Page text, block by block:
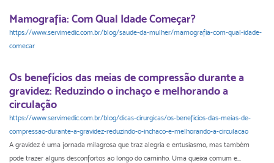
Mamografia: Com Qual Idade Começar?
https://www.servimedic.com.br/blog/saude-da-mulher/mamografia-com-qual-idade-
comecar
Os benefícios das meias de compressão durante a
gravidez: Reduzindo o inchaço e melhorando a
circulação
https://www.servimedic.com.br/blog/dicas-cirurgicas/os-beneficios-das-meias-de-
compressao-durante-a-gravidez-reduzindo-o-inchaco-e-melhorando-a-circulacao
A gravidez é uma jornada milagrosa que traz alegria e entusiasmo, mas também
pode trazer alguns desconfortos ao longo do caminho. Uma queixa comum e...